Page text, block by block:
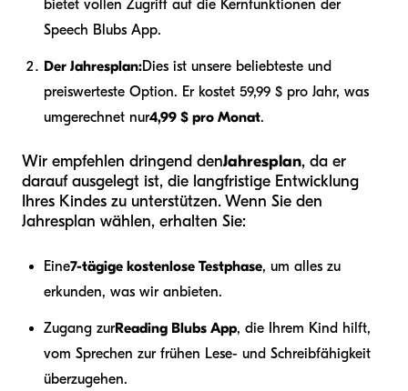
bietet vollen Zugriff auf die Kernfunktionen der
Speech Blubs App.
Der Jahresplan:Dies ist unsere beliebteste und
preiswerteste Option. Er kostet 59,99 $ pro Jahr, was
umgerechnet nur4,99 $ pro Monat.
Wir empfehlen dringend denJahresplan, da er
darauf ausgelegt ist, die langfristige Entwicklung
Ihres Kindes zu unterstützen. Wenn Sie den
Jahresplan wählen, erhalten Sie:
Eine7-tägige kostenlose Testphase, um alles zu
erkunden, was wir anbieten.
Zugang zurReading Blubs App, die Ihrem Kind hilft,
vom Sprechen zur frühen Lese- und Schreibfähigkeit
überzugehen.